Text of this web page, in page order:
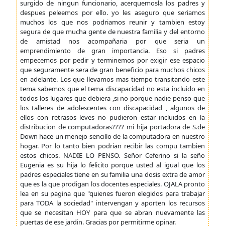
surgido de ningun funcionario, acerquemosla los padres y
despues peleemos por ello. yo les aseguro que seriamos
muchos los que nos podriamos reunir y tambien estoy
segura de que mucha gente de nuestra familia y del entorno
de amistad nos acompañaria por que seria un
emprendimiento de gran importancia. Eso si padres
empecemos por pedir y terminemos por exigir ese espacio
que seguramente sera de gran beneficio para muchos chicos
en adelante. Los que llevamos mas tiempo transitando este
tema sabemos que el tema discapacidad no esta incluido en
todos los lugares que debiera ,si no porque nadie penso que
los talleres de adolescentes con discapacidad , algunos de
ellos con retrasos leves no pudieron estar incluidos en la
distribucion de computadoras???? mi hija portadora de S.de
Down hace un menejo sencillo de la computadora en nuestro
hogar. Por lo tanto bien podrian recibir las compu tambien
estos chicos. NADIE LO PENSO. Señor Ceferino si la seño
Eugenia es su hija lo felicito porque usted al igual que los
padres especiales tiene en su familia una dosis extra de amor
que es la que prodigan los docentes especiales. OJALA pronto
lea en su pagina que "quienes fueron elegidos para trabajar
para TODA la sociedad" intervengan y aporten los recursos
que se necesitan HOY para que se abran nuevamente las
puertas de ese jardin. Gracias por permitirme opinar.